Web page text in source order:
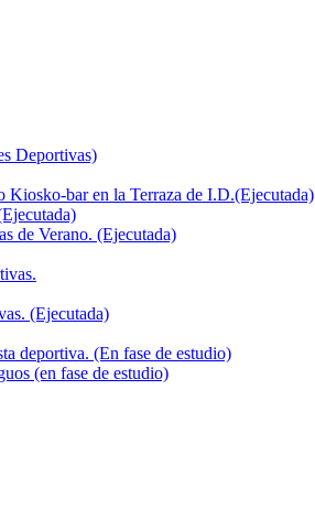
Deportivas)
Kiosko-bar en la Terraza de I.D.(Ejecutada)
de Verano. (Ejecutada)
(Ejecutada)
deportiva. (En fase de estudio)
(en fase de estudio)